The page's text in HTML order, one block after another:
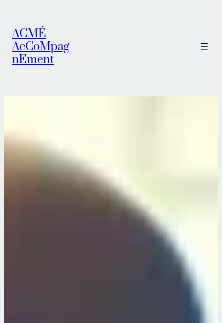
ACMÉ
AcCoMpag
nEment